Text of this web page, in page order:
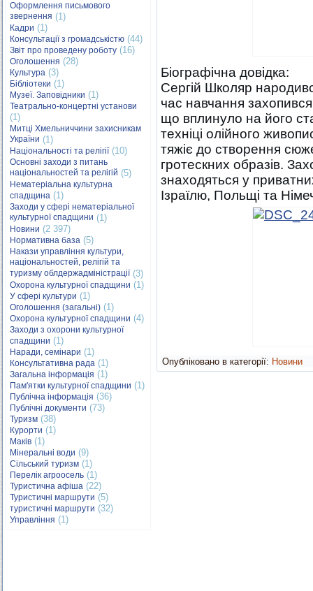
Оформлення письмового
звернення (1)
Кадри (1)
Консультації з громадськістю (44)
Звіт про проведену роботу (16)
Оголошення (28)
Культура (3)
Бібліотеки (1)
Музеї. Заповідники (1)
Театрально-концертні установи
(1)
Митці Хмельниччини захисникам
України (1)
Національності та релігії(10)
Основні заходи з питань
національностей та релігій (5)
Нематеріальна культурна
спадщина (1)
Заходи у сфері нематеріальної
культурної спадщини (1)
Новини (2 397)
Нормативна база (5)
Накази управління культури,
національностей, релігій та
туризму облдержадміністрації(3)
Охорона культурної спадщини (1)
У сфері культури (1)
Оголошення (загальні) (1)
Охорона культурної спадщини (4)
Заходи з охорони культурної
спадщини (1)
Наради, семінари (1)
Консультативна рада (1)
Загальна інформація (1)
Пам'ятки культурної спадщини (1)
Публічна інформація (36)
Публічні документи (73)
Туризм (38)
Курорти (1)
Маків (1)
Мінеральні води (9)
Сільський туризм (1)
Перелік агроосель (1)
Туристична афіша (22)
Туристичні маршрути (5)
туристичні маршрути (32)
Управління (1)
Біографічна довідка:
Сергій Школяр
час навчання
що вплинуло на його
техніці олійного
тяжіє до створення
гротескних образів.
знаходяться у
Ізраїлю, Польщі та
Опубліковано в категорії: Новини